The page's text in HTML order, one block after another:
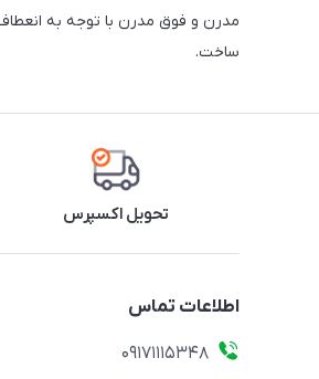
ساخت.
تحویل اکسپرس
اطلاعات تماس
09171115348